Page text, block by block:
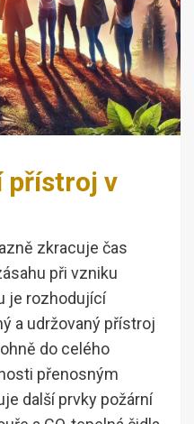
přístroj v
zkracuje čas
při vzniku
je rozhodující
a udržovaný přístroj
do celého
přenosným
další prvky požární